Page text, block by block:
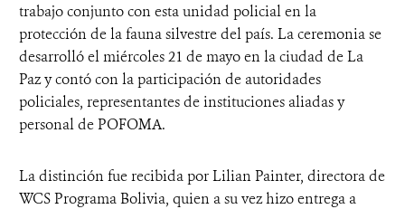
trabajo conjunto con esta unidad policial en la
protección de la fauna silvestre del país. La ceremonia se
desarrolló el miércoles 21 de mayo en la ciudad de La
Paz y contó con la participación de autoridades
policiales, representantes de instituciones aliadas y
personal de POFOMA.
La distinción fue recibida por Lilian Painter, directora de
WCS Programa Bolivia, quien a su vez hizo entrega a